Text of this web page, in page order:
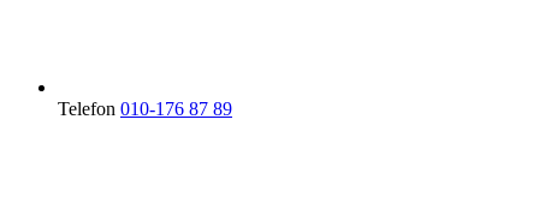
Telefon 010-176 87 89